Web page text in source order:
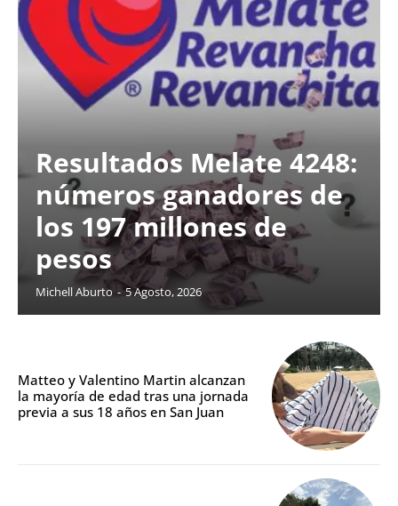
Resultados Melate 4248:
números ganadores de
los 197 millones de
pesos
Michell Aburto - 5 Agosto, 2026
Matteo y Valentino Martin alcanzan
la mayoría de edad tras una jornada
previa a sus 18 años en San Juan